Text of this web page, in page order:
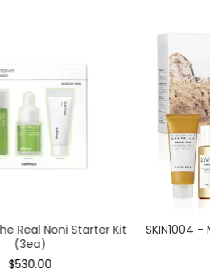
Real Noni Starter Kit
(3ea)
$530.00
SKIN1004